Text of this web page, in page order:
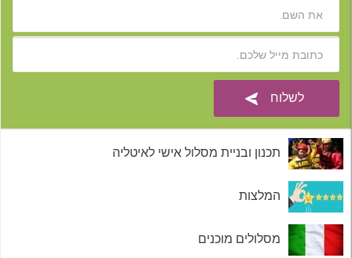
תכנון ובניית מסלול אישי לאיטליה
המלצות
מסלולים מוכנים